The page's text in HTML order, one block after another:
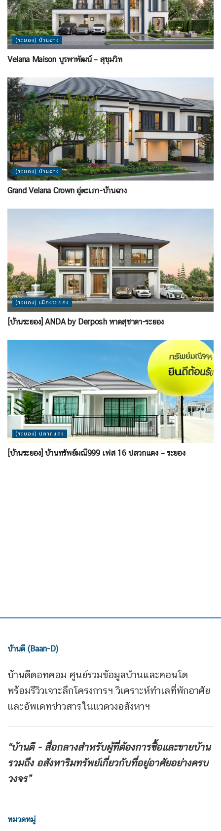
(ระยอง) บ้านฉาง
Velana Maison บูรพาพัฒน์ – สุขุมวิท
(ระยอง) บ้านฉาง
Grand Velana Crown อู่ตะเภา-บ้านฉาง
(ระยอง) เมืองระยอง
[บ้านระยอง] ANDA by Derposh หาดสุชาดา-ระยอง
(ระยอง) ปลวกแดง
[บ้านระยอง] บ้านทรัพย์มณี999 เฟส 16 ปลวกแดง – ระยอง
บ้านดี (Baan-D)
บ้านดีดอทคอม ศูนย์รวมข้อมูลบ้านและคอนโด
พร้อมรีวิวเจาะลึกโครงการฯ วิเคราะห์ทำเลที่พักอาศัย
และอัพเดทข่าวสารในแวดวงอสังหาฯ
“บ้านดี - สื่อกลางสำหรับผู้ที่ต้องการซื้อและขายบ้าน
รวมถึง อสังหาริมทรัพย์เกี่ยวกับที่อยู่อาศัยอย่างครบ
วงจร”
หมวดหมู่